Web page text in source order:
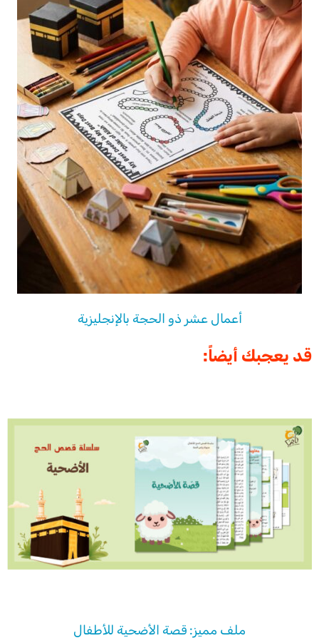
أعمال عشر ذو الحجة بالإنجليزية
قد يعجبك أيضاً:
ملف مميز: قصة الأضحية للأطفال